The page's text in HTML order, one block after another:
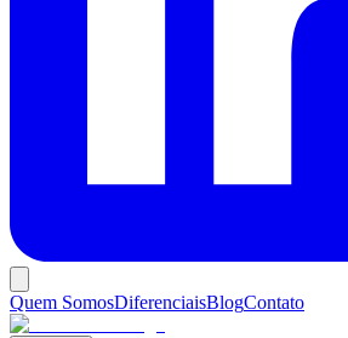
Quem SomosDiferenciaisBlogContato